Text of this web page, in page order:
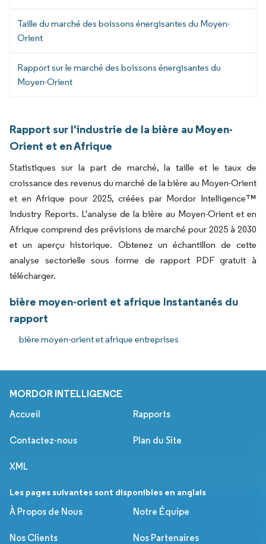
Taille du marché des boissons énergisantes du Moyen-
Orient
Rapport sur le marché des boissons énergisantes du
Moyen-Orient
Rapport sur l'industrie de la bière au Moyen-
Orient et en Afrique
Statistiques sur la part de marché, la taille et le taux de
croissance des revenus du marché de la bière au Moyen-Orient
et en Afrique pour 2025, créées par Mordor Intelligence™
Industry Reports. L'analyse de la bière au Moyen-Orient et en
Afrique comprend des prévisions de marché pour 2025 à 2030
et un aperçu historique. Obtenez un échantillon de cette
analyse sectorielle sous forme de rapport PDF gratuit à
télécharger.
bière moyen-orient et afrique Instantanés du
rapport
bière moyen-orient et afrique entreprises
MORDOR INTELLIGENCE
Accueil Rapports
Contactez-nous Plan du Site
XML
Les pages suivantes sont disponibles en anglais
À Propos de Nous
Notre Équipe
Nos Clients Nos Partenaires